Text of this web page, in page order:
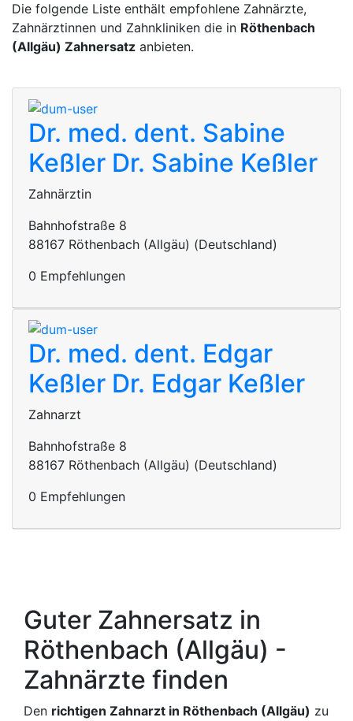
Die folgende Liste enthält empfohlene Zahnärzte,
Zahnärztinnen und Zahnkliniken die in Röthenbach
(Allgäu) Zahnersatz anbieten.
Dr. med. dent. Sabine
Keßler Dr. Sabine Keßler
Zahnärztin
Bahnhofstraße 8
88167 Röthenbach (Allgäu) (Deutschland)
0 Empfehlungen
Dr. med. dent. Edgar
Keßler Dr. Edgar Keßler
Zahnarzt
Bahnhofstraße 8
88167 Röthenbach (Allgäu) (Deutschland)
0 Empfehlungen
Guter Zahnersatz in
Röthenbach (Allgäu) -
Zahnärzte finden
Den richtigen Zahnarzt in Röthenbach (Allgäu) zu